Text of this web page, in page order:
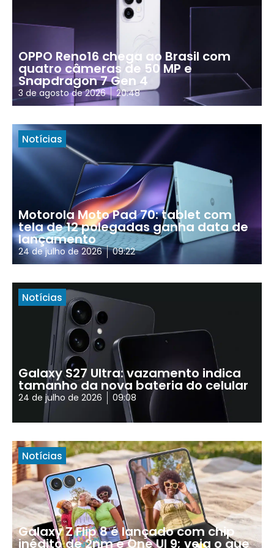
OPPO Reno16 chega ao Brasil com
quatro câmeras de 50 MP e
Snapdragon 7 Gen 4
3 de agosto de 2026 20:48
Notícias
Motorola Moto Pad 70: tablet com
tela de 12 polegadas ganha data de
lançamento
24 de julho de 2026 09:22
Notícias
Galaxy S27 Ultra: vazamento indica
tamanho da nova bateria do celular
24 de julho de 2026 09:08
Notícias
Galaxy Z Flip 8 é lançado com chip
inédito de 2nm e One UI 9; veja o que